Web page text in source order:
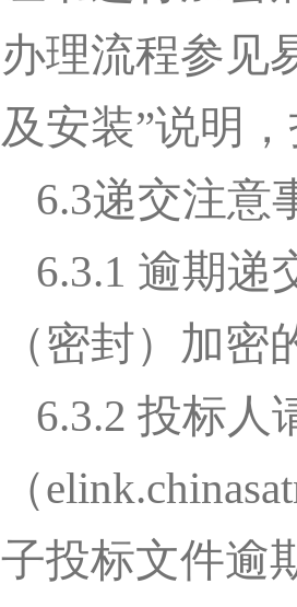
办理流程参见
及安装”说明
6.3递交注意
6.3.1 逾期递
（密封）加
6.3.2 投标人
（
子投标文件逾